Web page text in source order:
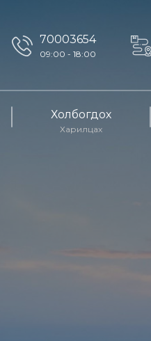
70003654
09:00 - 18:00
Холбогдох
Харилцах